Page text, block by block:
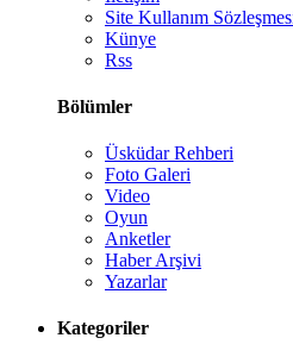
Site Kullanım
Künye
Rss
Bölümler
Üsküdar Rehberi
Foto Galeri
Video
Oyun
Anketler
Haber Arşivi
Yazarlar
Kategoriler